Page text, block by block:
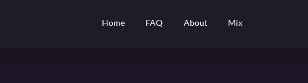
Home FAQ About Mix